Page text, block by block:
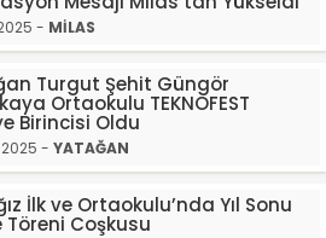
- MİLAS
Turgut Şehit Güngör
Ortaokulu TEKNOFEST
Birincisi Oldu
- YATAĞAN
İlk ve Ortaokulu’nda Yıl Sonu
Töreni Coşkusu